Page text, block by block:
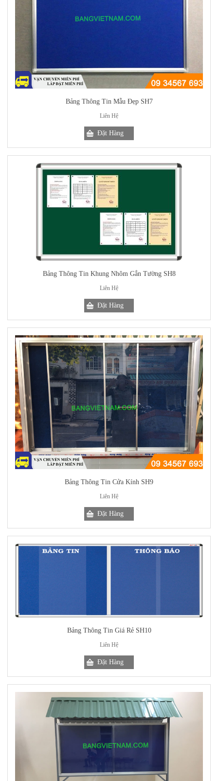
Bảng Thông Tin Mẫu Đẹp SH7
Liên Hệ
Bảng Thông Tin Khung Nhôm Gắn Tường SH8
Liên Hệ
Bảng Thông Tin Cửa Kính SH9
Liên Hệ
Bảng Thông Tin Giá Rẻ SH10
Liên Hệ